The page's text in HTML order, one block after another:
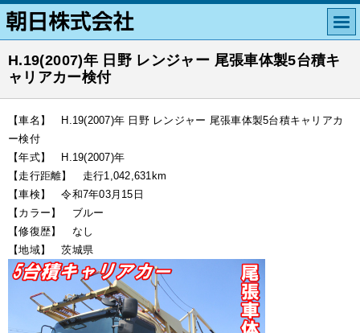
H.19(2007)年 日野 レンジャー 尾張車体製5台積キ
ャリアカー検付
【車名】 H.19(2007)年 日野 レンジャー 尾張車体製5台積キャリアカ
ー検付
【年式】 H.19(2007)年
【走行距離】 走行1,042,631km
【車検】 令和7年03月15日
【カラー】 ブルー
【修復歴】 なし
【地域】 茨城県